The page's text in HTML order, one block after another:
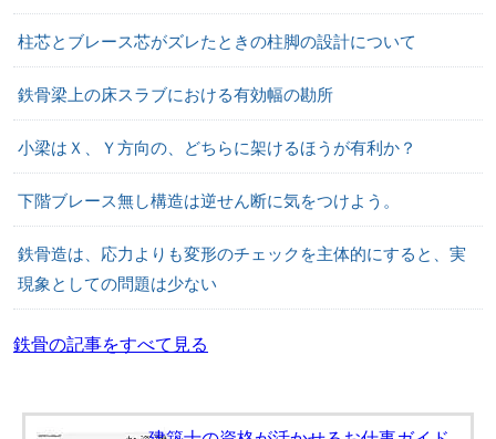
柱芯とブレース芯がズレたときの柱脚の設計について
鉄骨梁上の床スラブにおける有効幅の勘所
小梁はＸ、Ｙ方向の、どちらに架けるほうが有利か？
下階ブレース無し構造は逆せん断に気をつけよう。
鉄骨造は、応力よりも変形のチェックを主体的にすると、実
現象としての問題は少ない
鉄骨の記事をすべて見る